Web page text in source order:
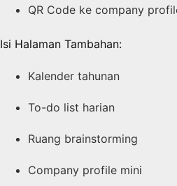
QR Code ke company
Isi Halaman Tambahan:
Kalender tahunan
To-do list harian
Ruang brainstorming
Company profile mini